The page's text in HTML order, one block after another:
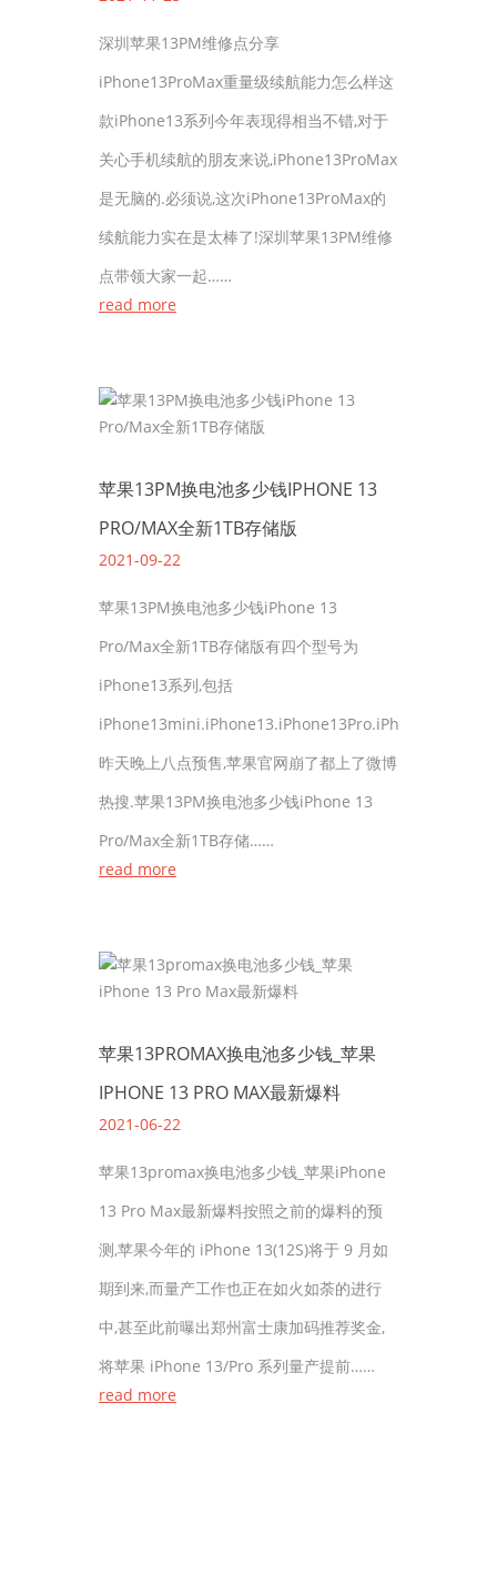
深圳苹果13PM维修点分享
iPhone13ProMax重量级续航能力怎么样这
款iPhone13系列今年表现得相当不错,对于
关心手机续航的朋友来说,iPhone13ProMax
是无脑的.必须说,这次iPhone13ProMax的
续航能力实在是太棒了!深圳苹果13PM维修
点带领大家一起……
read more
苹果13PM换电池多少钱IPHONE 13
PRO/MAX全新1TB存储版
2021-09-22
苹果13PM换电池多少钱iPhone 13
Pro/Max全新1TB存储版有四个型号为
iPhone13系列,包括
昨天晚上八点预售,苹果官网崩了都上了微博
热搜.苹果13PM换电池多少钱iPhone 13
Pro/Max全新1TB存储……
read more
苹果13PROMAX换电池多少钱_苹果
IPHONE 13 PRO MAX最新爆料
2021-06-22
苹果13promax换电池多少钱_苹果iPhone
13 Pro Max最新爆料按照之前的爆料的预
测,苹果今年的 iPhone 13(12S)将于 9 月如
期到来,而量产工作也正在如火如荼的进行
中,甚至此前曝出郑州富士康加码推荐奖金,
将苹果 iPhone 13/Pro 系列量产提前……
read more